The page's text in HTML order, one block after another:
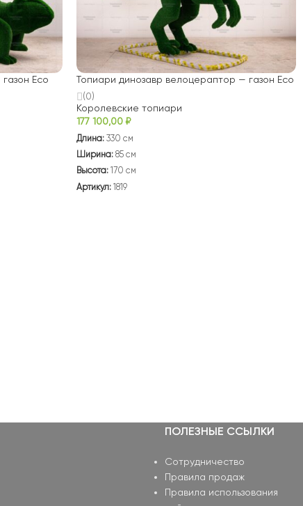
Есо
Топиари динозавр велоцераптор — газон Есо
(0)
Королевские топиари
177 100,00₽
Длина: 330 см
Ширина: 85 см
Высота: 170 см
Артикул: 1819
ПОЛЕЗНЫЕ ССЫЛКИ
Сотрудничество
Правила продаж
Правила использования